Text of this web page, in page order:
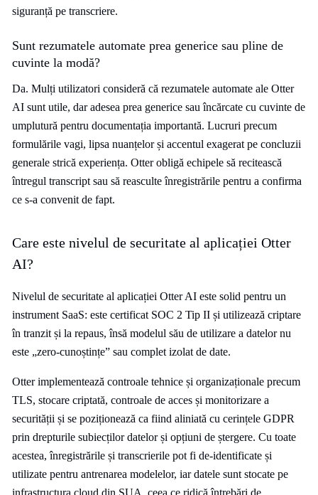
siguranță pe transcriere.
Sunt rezumatele automate prea generice sau pline de
cuvinte la modă?
Da. Mulți utilizatori consideră că rezumatele automate ale Otter
AI sunt utile, dar adesea prea generice sau încărcate cu cuvinte de
umplutură pentru documentația importantă. Lucruri precum
formulările vagi, lipsa nuanțelor și accentul exagerat pe concluzii
generale strică experiența. Otter obligă echipele să recitească
întregul transcript sau să reasculte înregistrările pentru a confirma
ce s-a convenit de fapt.
Care este nivelul de securitate al aplicației Otter
AI?
Nivelul de securitate al aplicației Otter AI este solid pentru un
instrument SaaS: este certificat SOC 2 Tip II și utilizează criptare
în tranzit și la repaus, însă modelul său de utilizare a datelor nu
este „zero-cunoștințe” sau complet izolat de date.
Otter implementează controale tehnice și organizaționale precum
TLS, stocare criptată, controale de acces și monitorizare a
securității și se poziționează ca fiind aliniată cu cerințele GDPR
prin drepturile subiecților datelor și opțiuni de ștergere. Cu toate
acestea, înregistrările și transcrierile pot fi de-identificate și
utilizate pentru antrenarea modelelor, iar datele sunt stocate pe